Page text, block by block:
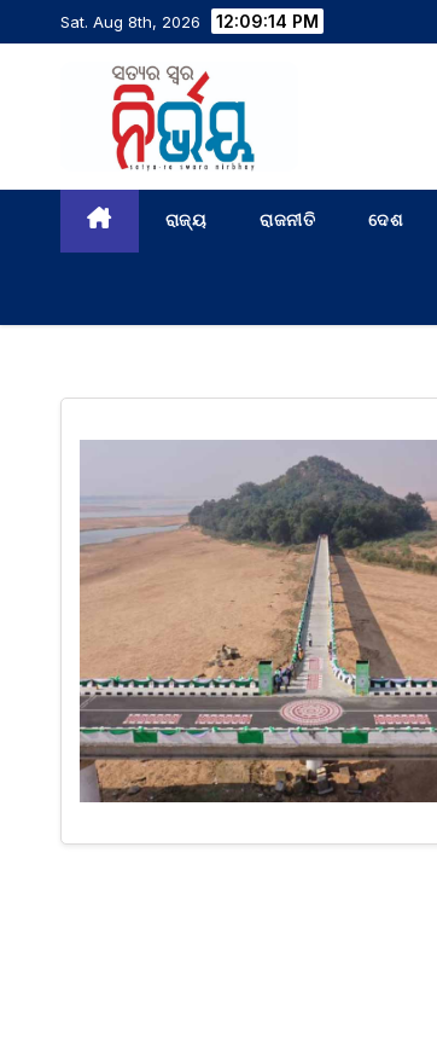
Sat. Aug 8th, 2026 12:09:15 PM
ରାଜ୍ୟ ରାଜନୀତି ଦେଶ